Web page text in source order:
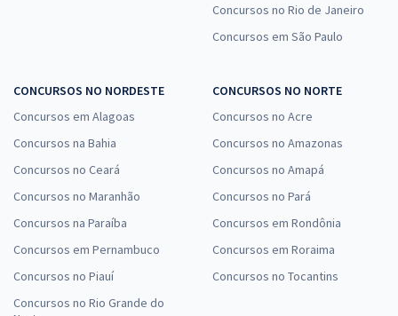
Concursos no Rio de Janeiro
Concursos em São Paulo
CONCURSOS NO NORDESTE
Concursos em Alagoas
Concursos na Bahia
Concursos no Ceará
Concursos no Maranhão
Concursos na Paraíba
Concursos em Pernambuco
Concursos no Piauí
Concursos no Rio Grande do
CONCURSOS NO NORTE
Concursos no Acre
Concursos no Amazonas
Concursos no Amapá
Concursos no Pará
Concursos em Rondônia
Concursos em Roraima
Concursos no Tocantins